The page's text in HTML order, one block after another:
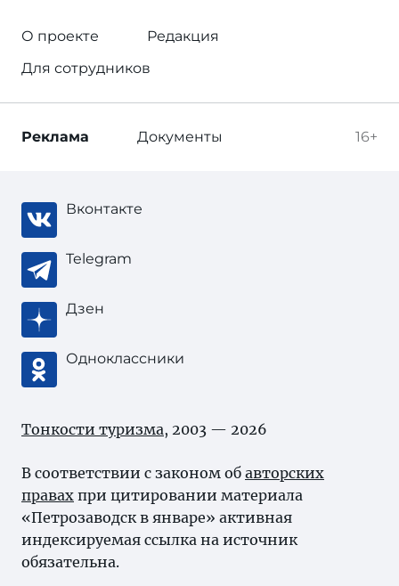
О проекте
Редакция
Для сотрудников
16+
Реклама Документы
Вконтакте
Telegram
Дзен
Одноклассники
Тонкости туризма, 2003 — 2026
В соответствии с законом об авторских
правах при цитировании материала
«Петрозаводск в январе» активная
индексируемая ссылка на источник
обязательна.